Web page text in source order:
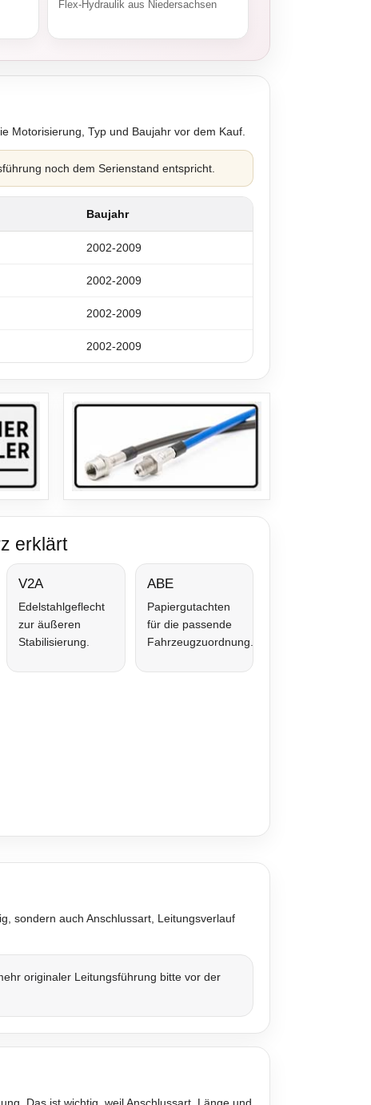
Flex-Hydraulik aus Niedersachsen
Motorisierung, Typ und Baujahr vor dem Kauf.
noch dem Serienstand entspricht.
Baujahr
2002-2009
2002-2009
2002-2009
2002-2009
erklärt
V2A
Edelstahlgeflecht
zur äußeren
Stabilisierung.
ABE
Papiergutachten
für die passende
Fahrzeugzuordnung.
sondern auch Anschlussart, Leitungsverlauf
originaler Leitungsführung bitte vor der
Das ist wichtig, weil Anschlussart, Länge und